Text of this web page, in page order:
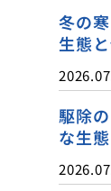
冬の
生態
駆除
な生態